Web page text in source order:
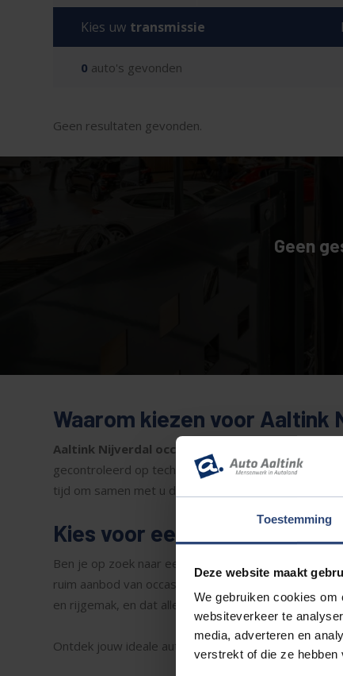
Toestemming
Deze website maakt
We gebruiken cookies om
websiteverkeer te
media, adverteren en
verstrekt of die ze
Kies uw transmissie
0 auto's gevonden
Geen resultaten gevonden.
Geen
Waarom kiezen voor Aaltink
Aaltink Nijverdal occasions
staan bekend om
gecontroleerd op technische staat en voorzien van
tijd om samen met u de beste keuze te maken. Met
Kies voor een occasion met
Ben je op zoek naar een comfortabele rijervaring
ruim aanbod van occasions met automaat, ideaal
en rijgemak, en dat alles tegen een aantrekkelijke
Ontdek jouw ideale automaat occasion vandaag nog